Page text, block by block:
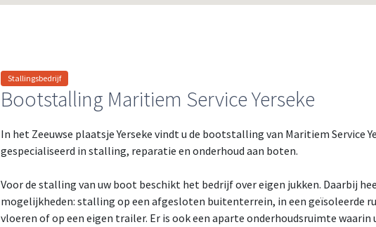
Stallingsbedrijf
Bootstalling Maritiem Service Yerseke
In het Zeeuwse plaatsje Yerseke vindt u de bootstalling van Maritiem Service
gespecialiseerd in stalling, reparatie en onderhoud aan boten.
Voor de stalling van uw boot beschikt het bedrijf over eigen jukken. Daarbij
mogelijkheden: stalling op een afgesloten buitenterrein, in een geïsoleerde
vloeren of op een eigen trailer. Er is ook een aparte onderhoudsruimte waarin